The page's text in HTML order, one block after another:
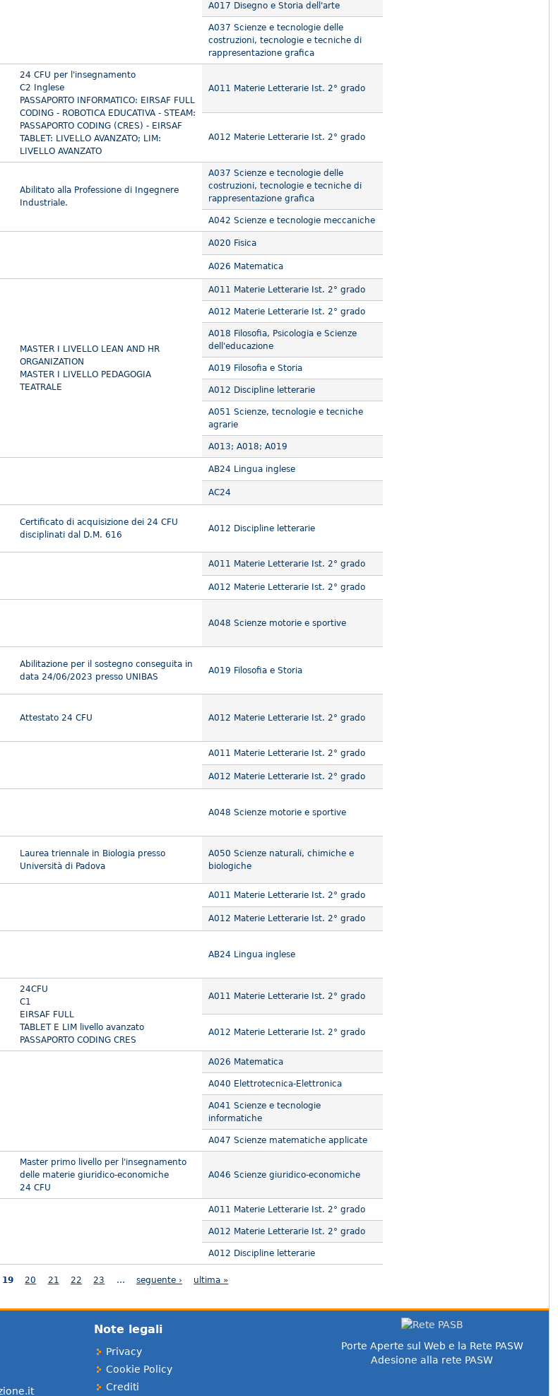
A017 Disegno e Storia dell'arte
A037 Scienze e tecnologie delle
costruzioni, tecnologie e tecniche di
rappresentazione grafica
24 CFU per l'insegnamento
C2 Inglese
PASSAPORTO INFORMATICO: EIRSAF FULL
CODING - ROBOTICA EDUCATIVA - STEAM:
PASSAPORTO CODING (CRES) - EIRSAF
TABLET: LIVELLO AVANZATO; LIM:
LIVELLO AVANZATO
A011 Materie Letterarie Ist. 2° grado
A012 Materie Letterarie Ist. 2° grado
Abilitato alla Professione di Ingegnere
Industriale.
A037 Scienze e tecnologie delle
costruzioni, tecnologie e tecniche di
rappresentazione grafica
A042 Scienze e tecnologie meccaniche
A020 Fisica
A026 Matematica
MASTER I LIVELLO LEAN AND HR
ORGANIZATION
MASTER I LIVELLO PEDAGOGIA
TEATRALE
A011 Materie Letterarie Ist. 2° grado
A012 Materie Letterarie Ist. 2° grado
A018 Filosofia, Psicologia e Scienze
dell'educazione
A019 Filosofia e Storia
A012 Discipline letterarie
A051 Scienze, tecnologie e tecniche
agrarie
A013; A018; A019
AB24 Lingua inglese
AC24
Certificato di acquisizione dei 24 CFU
disciplinati dal D.M. 616
A012 Discipline letterarie
A011 Materie Letterarie Ist. 2° grado
A012 Materie Letterarie Ist. 2° grado
A048 Scienze motorie e sportive
Abilitazione per il sostegno conseguita in
data 24/06/2023 presso UNIBAS
A019 Filosofia e Storia
Attestato 24 CFU A012 Materie Letterarie Ist. 2° grado
A011 Materie Letterarie Ist. 2° grado
A012 Materie Letterarie Ist. 2° grado
A048 Scienze motorie e sportive
Laurea triennale in Biologia presso
Università di Padova
A050 Scienze naturali, chimiche e
biologiche
A011 Materie Letterarie Ist. 2° grado
A012 Materie Letterarie Ist. 2° grado
AB24 Lingua inglese
24CFU
C1
EIRSAF FULL
TABLET E LIM livello avanzato
PASSAPORTO CODING CRES
A011 Materie Letterarie Ist. 2° grado
A012 Materie Letterarie Ist. 2° grado
A026 Matematica
A040 Elettrotecnica-Elettronica
A041 Scienze e tecnologie
informatiche
A047 Scienze matematiche applicate
Master primo livello per l'insegnamento
delle materie giuridico-economiche
24 CFU
A046 Scienze giuridico-economiche
A011 Materie Letterarie Ist. 2° grado
A012 Materie Letterarie Ist. 2° grado
A012 Discipline letterarie
19 20 21 22 23 … seguente › ultima »
Note legali
Privacy
Cookie Policy
Crediti
Porte Aperte sul Web e la Rete PASW
Adesione alla rete PASW